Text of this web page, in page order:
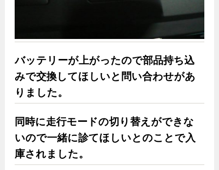
バッテリーが上がったので部品持ち込
みで交換してほしいと問い合わせがあ
りました。
同時に走行モードの切り替えができな
いので一緒に診てほしいとのことで入
庫されました。